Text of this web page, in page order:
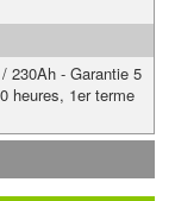
230Ah - Garantie 5
heures, 1er terme